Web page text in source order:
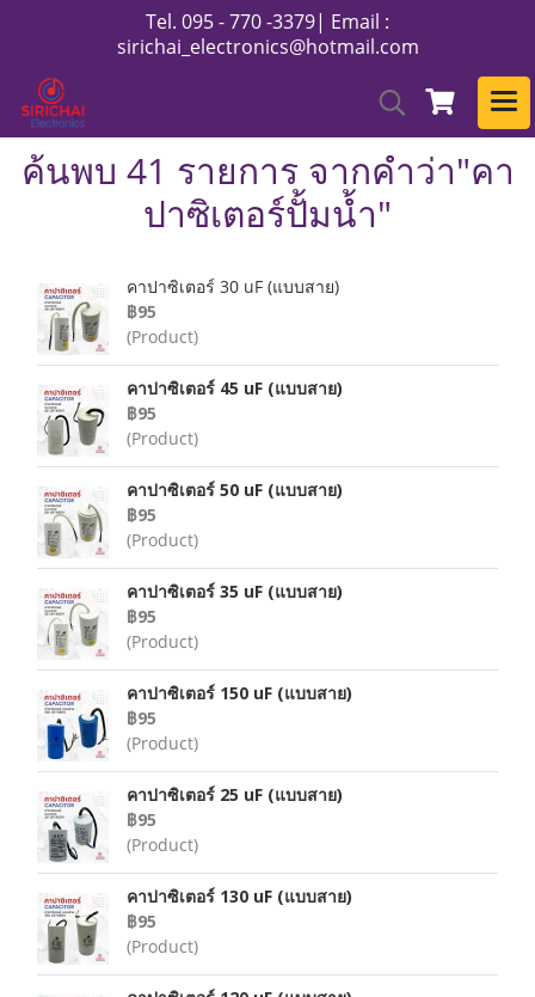
Tel. 095 - 770 -3379| Email :
sirichai_electronics@hotmail.com
ค้นพบ 41 รายการ จากคำว่า"คา
ปาซิเตอร์ปั้มน้ำ"
คาปาซิเตอร์ 30 uF (แบบสาย)
฿95
(Product)
คาปาซิเตอร์ 45 uF (แบบสาย)
฿95
(Product)
คาปาซิเตอร์ 50 uF (แบบสาย)
฿95
(Product)
คาปาซิเตอร์ 35 uF (แบบสาย)
฿95
(Product)
คาปาซิเตอร์ 150 uF (แบบสาย)
฿95
(Product)
คาปาซิเตอร์ 25 uF (แบบสาย)
฿95
(Product)
คาปาซิเตอร์ 130 uF (แบบสาย)
฿95
(Product)